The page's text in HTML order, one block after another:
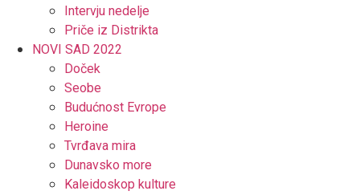
Intervju nedelje
Priče iz Distrikta
NOVI SAD 2022
Doček
Seobe
Budućnost Evrope
Heroine
Tvrđava mira
Dunavsko more
Kaleidoskop kulture